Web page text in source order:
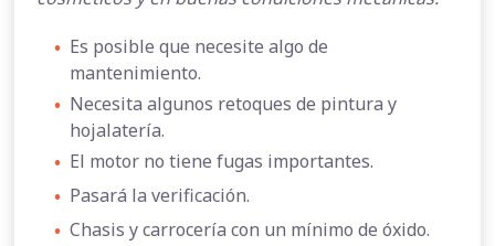
• Es posible que necesite algo de
mantenimiento.
• Necesita algunos retoques de pintura y
hojalatería.
• El motor no tiene fugas importantes.
• Pasará la verificación.
• Chasis y carrocería con un mínimo de óxido.